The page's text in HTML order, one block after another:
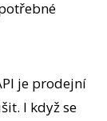
je prodejní
I když se